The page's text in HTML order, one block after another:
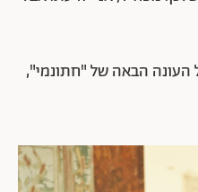
העונה הבאה של "חתונמי",